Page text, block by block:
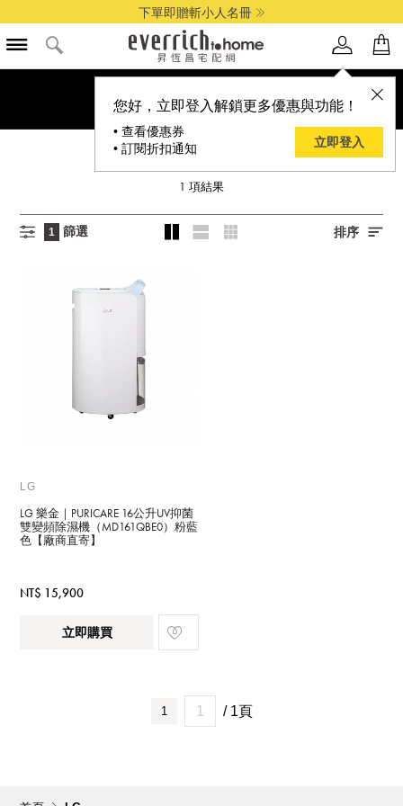
下單即贈斬小人名冊
您好，立即登入解鎖更多優惠與功能！
• 查看優惠券
• 訂閱折扣通知
立即登入
LG
1 項結果
1 篩選 排序
LG
LG 樂金｜PURICARE 16公升UV抑菌
雙變頻除濕機（MD161QBE0）粉藍
色【廠商直寄】
NT$ 15,900
立即購買
1 / 1頁